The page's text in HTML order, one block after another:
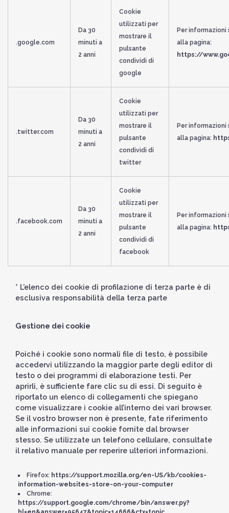
.google.com
Da 30
minuti a
2 anni
Cookie
utilizzati per
mostrare il
pulsante
condividi di
google
Per
alla pagina:
https://
.twitter.com
Da 30
minuti a
2 anni
Cookie
utilizzati per
mostrare il
pulsante
condividi di
twitter
Per
alla pagina:
.facebook.com
Da 30
minuti a
2 anni
Cookie
utilizzati per
mostrare il
pulsante
condividi di
facebook
Per
alla pagina:
* L’elenco dei cookie di profilazione di terza parte è di
esclusiva responsabilità della terza parte
Gestione dei cookie
Poiché i cookie sono normali file di testo, è possibile
accedervi utilizzando la maggior parte degli editor di
testo o dei programmi di elaborazione testi. Per
aprirli, è sufficiente fare clic su di essi. Di seguito è
riportato un elenco di collegamenti che spiegano
come visualizzare i cookie all’interno dei vari browser.
Se il vostro browser non è presente, fate riferimento
alle informazioni sui cookie fornite dal browser
stesso. Se utilizzate un telefono cellulare, consultate
il relativo manuale per reperire ulteriori informazioni.
Firefox: https://support.mozilla.org/en-US/kb/cookies-
information-websites-store-on-your-computer
Chrome:
https://support.google.com/chrome/bin/answer.py?